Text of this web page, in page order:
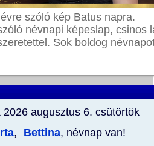
szóló kép Batus napra.
névnapi képeslap, csinos
Sok boldog
2026 augusztus 6. csütörtök
, Bettina, névnap van!